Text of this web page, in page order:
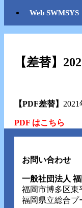
Web SWMSYS
【差替】
【PDF差替】
PDF はこちら
お問い合わせ
一般社団法人
福岡市博多区東
福岡県立総合